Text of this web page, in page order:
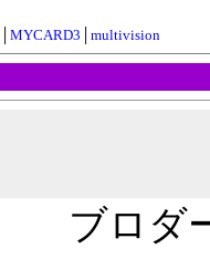
MYCARD3 multivision
ブロダ